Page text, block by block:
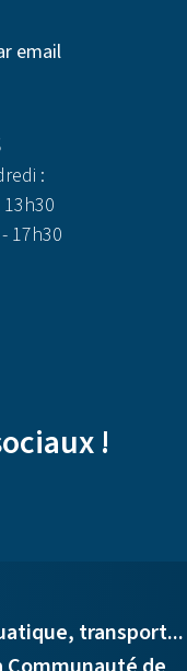
email
:
17h30
!
transport...